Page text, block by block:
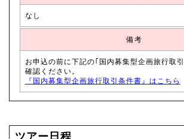
なし
備考
お申込の前に下記の｢国内募集型企画旅行取
確認ください。
『国内募集型企画旅行取引条件書』はこちら